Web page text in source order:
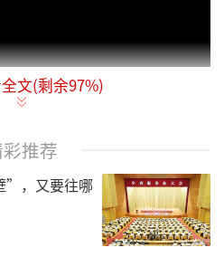
月的山东力明科技职业
勃勃生机。漫步在这所
的高校，如同走入了画
中，似乎很难仅凭想象
展的风风雨雨。从1985
文(剩余97%)
推荐
”，又要往哪